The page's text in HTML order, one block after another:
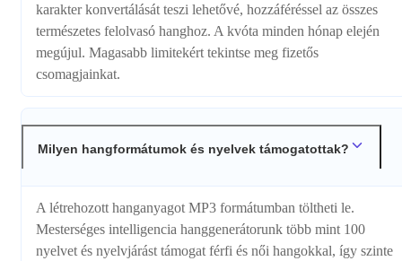
karakter konvertálását teszi lehetővé, hozzáféréssel az összes
természetes felolvasó hanghoz. A kvóta minden hónap elején
megújul. Magasabb limitekért tekintse meg fizetős
csomagjainkat.
Milyen hangformátumok és nyelvek támogatottak?
A létrehozott hanganyagot MP3 formátumban töltheti le.
Mesterséges intelligencia hanggenerátorunk több mint 100
nyelvet és nyelvjárást támogat férfi és női hangokkal, így szinte